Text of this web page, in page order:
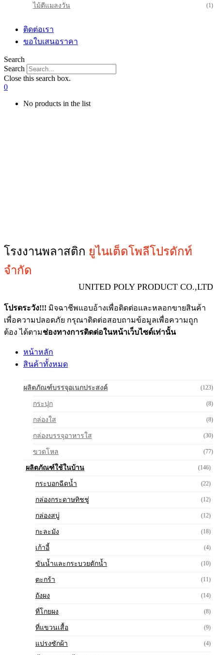
ไม้ตีแมลงวัน (1)
ติดต่อเรา
ขอใบเสนอราคา
Search
Search
Close this search box.
0
No products in the list
โรงงานพลาสติก ยูไนเต็ดโพลีโปรดักท์
จำกัด
UNITED POLY PRODUCT CO.,LTD
โปรดระวัง!!! มิจฉาชีพแอบอ้างเพื่อติดต่อและหลอกขายสินค้า
เพื่อความปลอดภัย กรุณาติดต่อสอบถามข้อมูลเพื่อความถูก
ต้อง ได้ตามช่องทางการติดต่อในหน้าเว็บไซด์เท่านั้น
หน้าหลัก
สินค้าทั้งหมด
ผลิตภัณฑ์บรรจุอเนกประสงค์ (123)
กระปุก (8)
กล่องใส (8)
กล่องบรรจุอาหารใส (30)
ขวดโหล (77)
ผลิตภัณฑ์ใช้ในบ้าน (146)
กระบอกฉีดน้ำ (22)
กล่องกระดาษทิชชู่ (12)
กล่องสบู่ (12)
กะละมัง (18)
เก้าอี้ (4)
ขันน้ำและกระบวยตักน้ำ (10)
ตะกร้า (11)
ถังผง (14)
ที่โกยผง (8)
ที่แขวนเสื้อ (9)
แปรงซักผ้า (4)